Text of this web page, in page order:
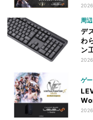
周
デ
わ
ン
ゲ